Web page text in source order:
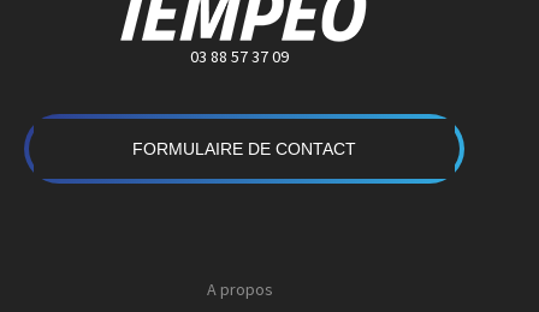
03 88 57 37 09
FORMULAIRE DE CONTACT
A propos